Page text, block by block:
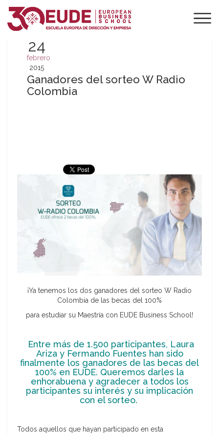
24
febrero
2015
Ganadores del sorteo W Radio
Colombia
¡Ya tenemos los dos ganadores del sorteo W Radio
Colombia de las becas del 100%
para estudiar su Maestría con EUDE Business School!
Entre más de 1.500 participantes, Laura
Ariza y Fermando Fuentes han sido
finalmente los ganadores de las becas del
100% en EUDE. Queremos darles la
enhorabuena y agradecer a todos los
participantes su interés y su implicación
con el sorteo.
Todos aquellos que hayan participado en esta